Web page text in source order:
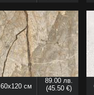
60x120 см
89.00 лв.
(45.50 €)